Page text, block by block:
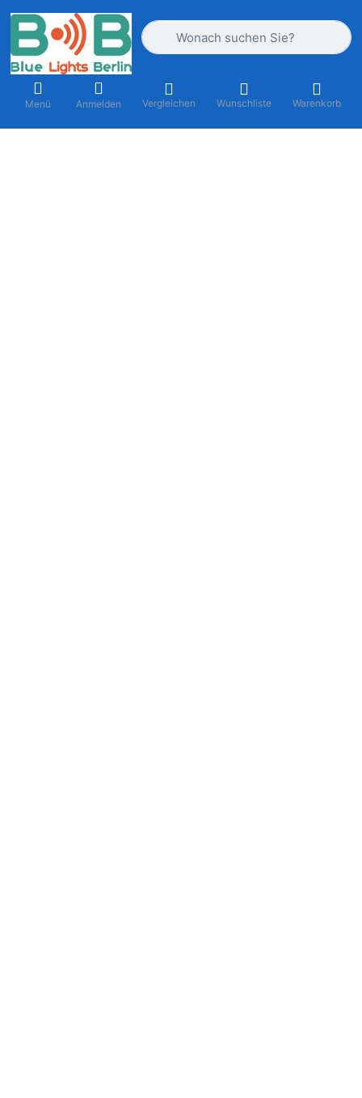
Geben Sie einen Suchbegriff ein.
Menü Anmelden Vergleichen Wunschliste Warenkorb